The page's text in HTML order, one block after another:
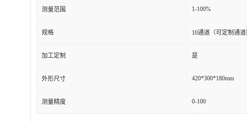
测量范围 1-100%
规格 10通道（可定制通道
加工定制 是
外形尺寸 420*300*180mm
测量精度 0-100